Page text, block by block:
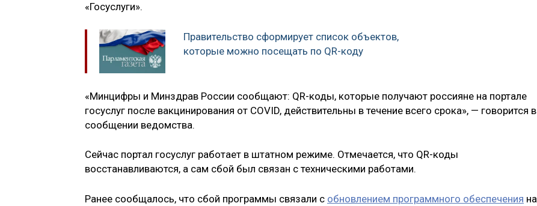
«Госуслуги».
Правительство сформирует список объектов,
которые можно посещать по QR-коду
«Минцифры и Минздрав России сообщают: QR-коды, которые получают россияне на портале
госуслуг после вакцинирования от COVID, действительны в течение всего срока», — говорится в
сообщении ведомства.
Сейчас портал госуслуг работает в штатном режиме. Отмечается, что QR-коды
восстанавливаются, а сам сбой был связан с техническими работами.
Ранее сообщалось, что сбой программы связали с обновлением программного обеспечения на